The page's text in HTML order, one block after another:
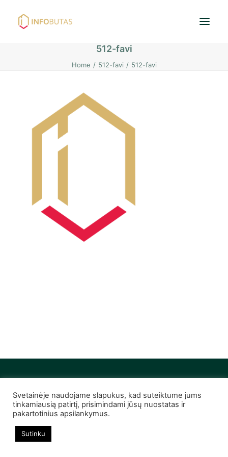
Namai / Kotedžai
Žemės sklypai
512-favi
Home 512-favi 512-favi
© 2022 Infobutas. Visos teisės saugomos
Svetainėje naudojame slapukus, kad suteiktume jums
tinkamiausią patirtį, prisimindami jūsų nuostatas ir
pakartotinius apsilankymus.
Sutinku